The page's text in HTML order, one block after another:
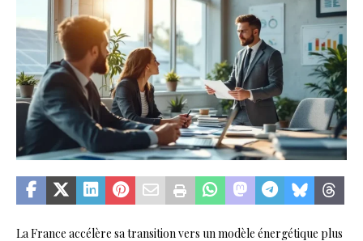
La France accélère sa transition vers un modèle énergétique plus